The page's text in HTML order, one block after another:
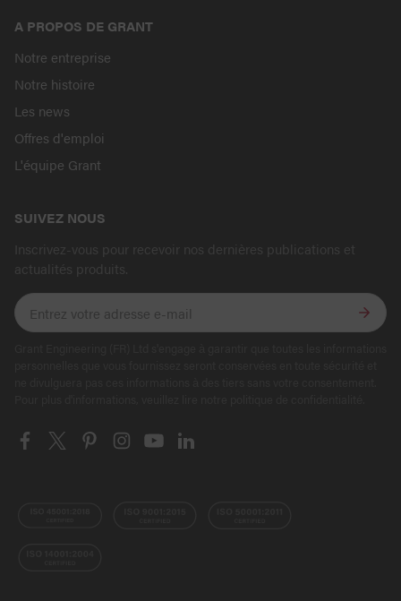
A PROPOS DE GRANT
Notre entreprise
Notre histoire
Les news
Offres d'emploi
L'équipe Grant
SUIVEZ NOUS
Inscrivez-vous pour recevoir nos dernières publications et
actualités produits.